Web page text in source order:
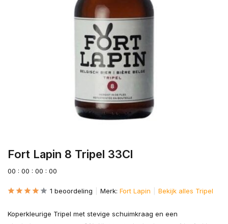
Fort Lapin 8 Tripel 33Cl
00 : 00 : 00 : 00
1 beoordeling Merk: Fort Lapin Bekijk alles Tripel
Koperkleurige Tripel met stevige schuimkraag en een